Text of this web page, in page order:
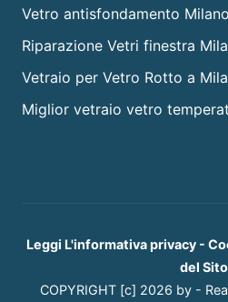
Vetro antisfondamento Milano
Riparazione Vetri finestra
Vetraio per Vetro Rotto a
Miglior vetraio vetro
Leggi L'informativa privacy -
del Sito
COPYRIGHT [c] 2026 by -